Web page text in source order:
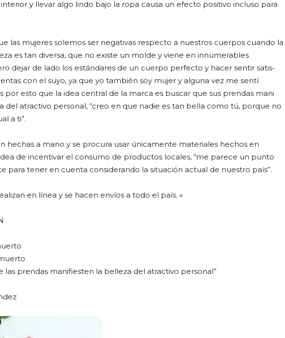
y llevar algo lindo bajo la ropa causa un efecto positivo incluso para
las mujeres solemos ser negativas respecto a nuestros cuerpos cuando la
es tan diversa, que no existe un molde y viene en innumerables
dejar de lado los estándares de un cuerpo perfecto y hacer sentir satis-
con el suyo, ya que yo también soy mujer y alguna vez me sentí
por esto que la idea central de la marca es buscar que sus prendas mani
del atractivo personal, “creo en que nadie es tan bella como tú, porque no
a ti”.
hechas a mano y se procura usar únicamente materiales hechos en
de incentivar el consumo de productos locales, “me parece un punto
para tener en cuenta considerando la situación actual de nuestro país”.
en línea y se hacen envíos a todo el país. «
las prendas manifiesten la belleza del atractivo personal”